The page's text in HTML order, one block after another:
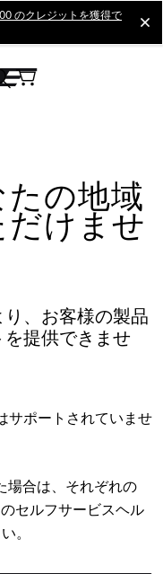
のクレジットを獲得で
の地域
けませ
、お客様の製品
提供できませ
サポートされていませ
場合は、それぞれの
セルフサービスヘル
。